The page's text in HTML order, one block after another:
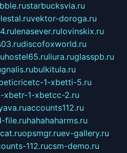
starbucksvia.ru
vektor-doroga.ru
lenasever.rulovinskix.ru
discofoxworld.ru
hostel65.ruliura.ruglasspb.ru
gnalis.rubulkitula.ru
1-xbetti-5.ru
xbetr-1-xbetcc-2.ru
accounts112.ru
file.ruhahahaharms.ru
opsmgr.ruev-gallery.ru
112.rucsm-demo.ru